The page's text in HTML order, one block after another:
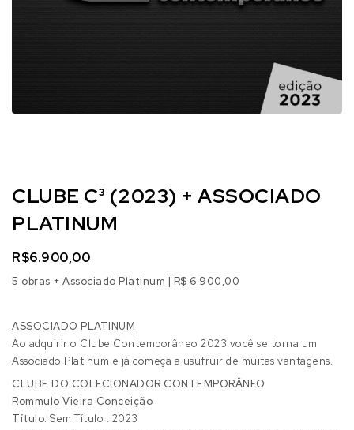
CLUBE C³ (2023) + ASSOCIADO
PLATINUM
R$6.900,00
5 obras + Associado Platinum | R$ 6.900,00
ASSOCIADO PLATINUM
Ao adquirir o Clube Contemporâneo 2023 você se torna um
Associado Platinum e já começa a usufruir de muitas vantagens.
CLUBE DO COLECIONADOR CONTEMPORÂNEO
Rommulo Vieira Conceição
Título: Sem Título . 2023